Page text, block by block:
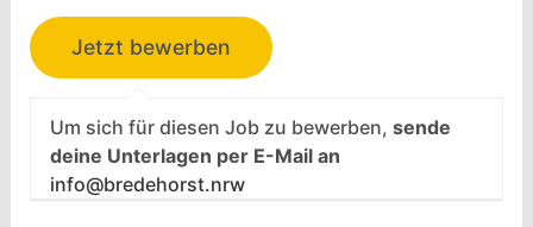
Um sich für diesen Job zu bewerben, sende
deine Unterlagen per E-Mail an
info@bredehorst.nrw